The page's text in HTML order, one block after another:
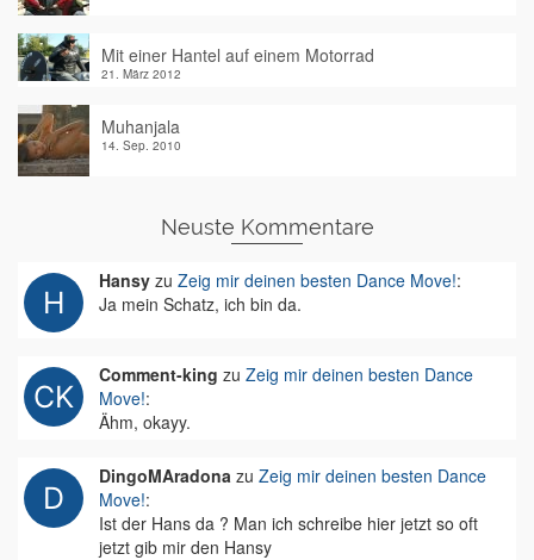
Mit einer Hantel auf einem Motorrad
21. März 2012
Muhanjala
14. Sep. 2010
Neuste Kommentare
Hansy zu Zeig mir deinen besten Dance Move!:
Ja mein Schatz, ich bin da.
Comment-king zu Zeig mir deinen besten Dance
Move!:
Ähm, okayy.
DingoMAradona zu Zeig mir deinen besten Dance
Move!:
Ist der Hans da ? Man ich schreibe hier jetzt so oft
jetzt gib mir den Hansy